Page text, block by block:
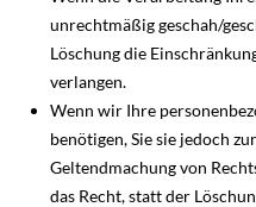
unrechtmäßig geschah/
Löschung die
verlangen.
Wenn wir Ihre
benötigen, Sie sie jedoch
Geltendmachung von
das Recht, statt der